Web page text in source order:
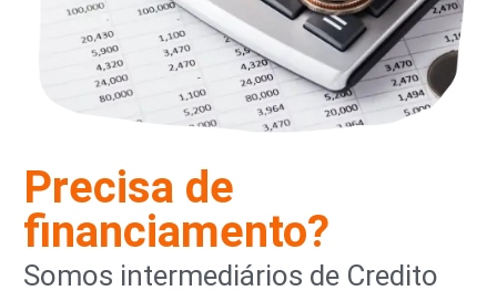
Precisa de
financiamento?
Somos intermediários de Credito